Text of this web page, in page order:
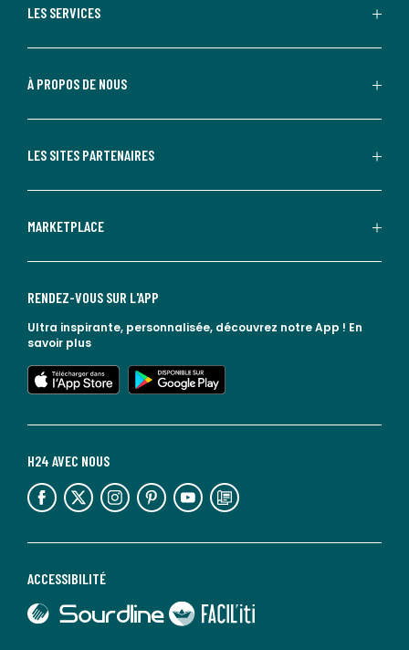
LES SERVICES
À PROPOS DE NOUS
LES SITES PARTENAIRES
MARKETPLACE
ACCESSIBILITÉ
lien vers Faciliti
H24 AVEC NOUS
lien vers l'espace réseaux sociaux lien vers l'espace réseaux sociaux lien vers l'espace réseaux sociaux lien vers l'espace réseaux sociaux lien vers l'espace réseaux sociaux lien vers le blog la redoute
RENDEZ-VOUS SUR L'APP
Ultra inspirante, personnalisée, découvrez notre App ! En
savoir plus
lien vers l'app store
lien vers google play